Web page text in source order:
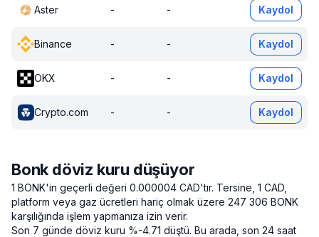
Aster - - Kaydol
Binance - - Kaydol
OKX - - Kaydol
Crypto.com - - Kaydol
Bonk döviz kuru düşüyor
1 BONK'in geçerli değeri 0.000004 CAD'tır. Tersine, 1 CAD,
platform veya gaz ücretleri hariç olmak üzere 247 306 BONK
karşılığında işlem yapmanıza izin verir.
Son 7 günde döviz kuru %-4.71 düştü. Bu arada, son 24 saat